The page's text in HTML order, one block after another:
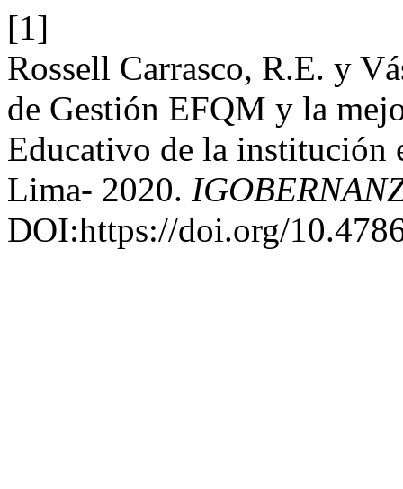
[1]
Rossell Carrasco, R.E. y
de Gestión EFQM y la
Educativo de la institución
Lima- 2020.
DOI:https://doi.org/